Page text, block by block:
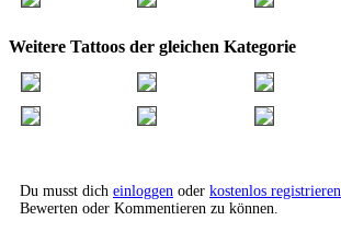
Weitere Tattoos der gleichen Kategorie
Du musst dich einloggen oder kostenlos registrieren
Bewerten oder Kommentieren zu können.